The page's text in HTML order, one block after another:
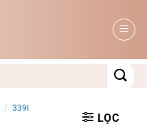
/ 339l
LỌC